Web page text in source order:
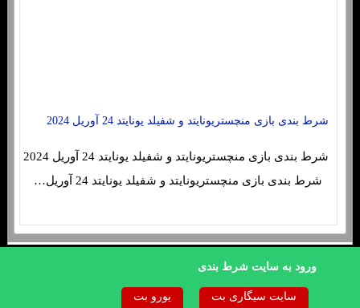
شرط بندی بازی منچستریونایتد و شفیلد یونایتد 24 آوریل 2024
شرط بندی بازی منچستریونایتد و شفیلد یونایتد 24 آوریل 2024
شرط بندی بازی منچستریونایتد و شفیلد یونایتد 24 آوریل…
sc4re.buzz
صفحه نخست تماس با ما
ورود به سایت شرط بندی
سایت سیگاری بت یورو بت